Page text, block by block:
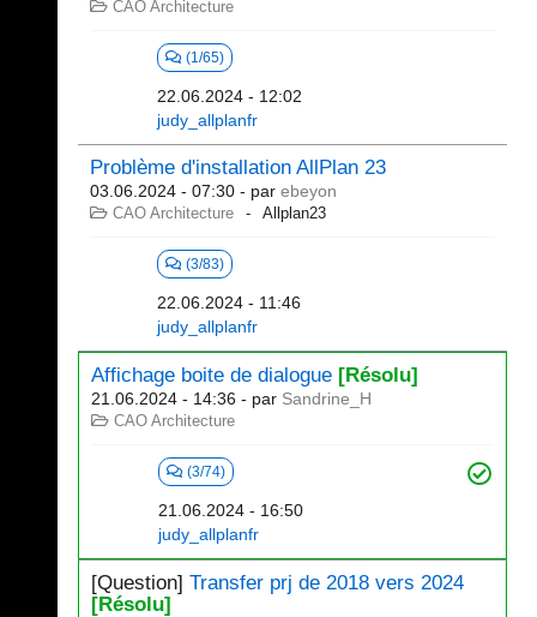
CAO Architecture
(1/65)
22.06.2024 - 12:02
judy_allplanfr
Problème d'installation AllPlan 23
03.06.2024 - 07:30 - par ebeyon
CAO Architecture Allplan23
(3/83)
22.06.2024 - 11:46
judy_allplanfr
Affichage boite de dialogue [Résolu]
21.06.2024 - 14:36 - par Sandrine_H
CAO Architecture
(3/74)
21.06.2024 - 16:50
judy_allplanfr
[Question] Transfer prj de 2018 vers 2024
[Résolu]